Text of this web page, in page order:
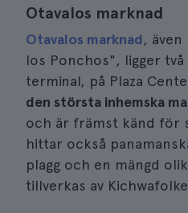
Otavalos marknad
Otavalos marknad, även
los Ponchos", ligger
terminal, på Plaza
den största inhemska
och är främst känd för
hittar också
plagg och en mängd
tillverkas av